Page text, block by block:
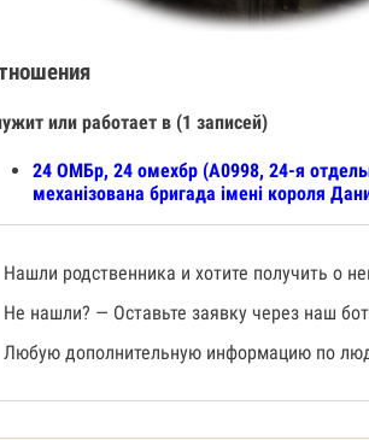
или работает в (1 записей)
24 ОМБр, 24 омехбр (А0998, 24-я
механізована бригада імені короля
Нашли родственника и хотите получить о
Не нашли? — Оставьте заявку через наш бот
Любую дополнительную информацию по